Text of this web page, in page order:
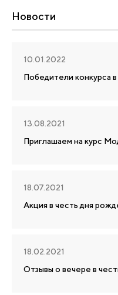
Новости
10.01.2022
Победители конкурса
13.08.2021
Приглашаем на курс
18.07.2021
Акция в честь дня
18.02.2021
Отзывы о вечере в